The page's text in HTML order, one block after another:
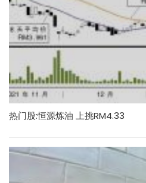
热门股:恒源炼油 上挑RM4.33